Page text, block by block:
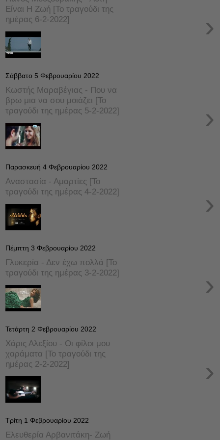
Είναι Η Ζωή [Το τραγούδι της
ημέρας 6-2-2022]
›
Σάββατο 5 Φεβρουαρίου 2022
Κωστής Μαραβέγιας - Που να
βρω μια να σου μοιάζει [Το
τραγούδι της ημέρας 5-2-2022]
›
Παρασκευή 4 Φεβρουαρίου 2022
Αναστασία - Αμαρτίες [Το
τραγούδι της ημέρας 4-2-2022]
›
Πέμπτη 3 Φεβρουαρίου 2022
Γλυκερία - Δεν έχω πολλά [Το
τραγούδι της ημέρας 3-2-2022]
›
Τετάρτη 2 Φεβρουαρίου 2022
Χάρις Αλεξίου - Οι φίλοι μου
χαράματα [Το τραγούδι της
ημέρας 2-2-2022]
›
Τρίτη 1 Φεβρουαρίου 2022
Ελευθερία Αρβανιτάκη- Ζωή